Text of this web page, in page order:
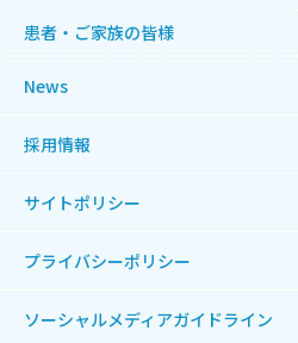
患者・ご家族の皆様
News
採用情報
サイトポリシー
プライバシーポリシー
ソーシャルメディアガイドライン